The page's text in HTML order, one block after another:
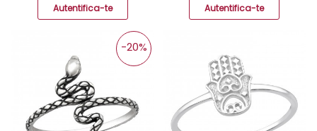
Autentifica-te Autentifica-te
-20%